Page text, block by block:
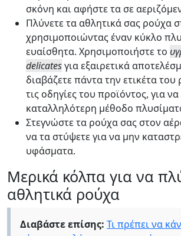
σκόνη και αφήστε τα σε
Πλύνετε τα αθλητικά σας ρούχα
χρησιμοποιώντας έναν κύκλο
ευαίσθητα. Χρησιμοποιήστε το
delicatesγια εξαιρετικά
διαβάζετε πάντα την ετικέτα
τις οδηγίες του προϊόντος, για να
καταλληλότερη μέθοδο
Στεγνώστε τα ρούχα σας στον
να τα στύψετε για να μην
υφάσματα.
Μερικά κόλπα για να
αθλητικά ρούχα
Διαβάστε επίσης: Τι πρέπει να